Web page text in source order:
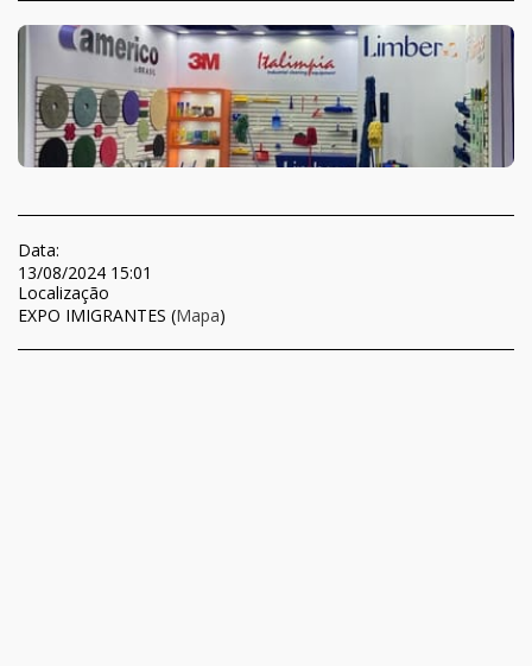
Data:
13/08/2024 15:01
Localização
EXPO IMIGRANTES (Mapa)